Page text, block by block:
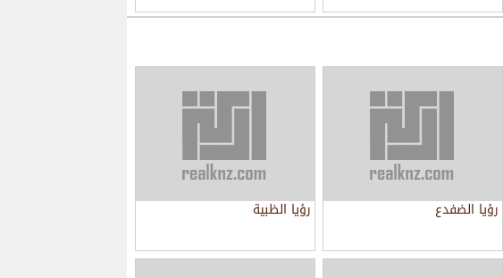
رؤيا الضفدع رؤيا الظبية